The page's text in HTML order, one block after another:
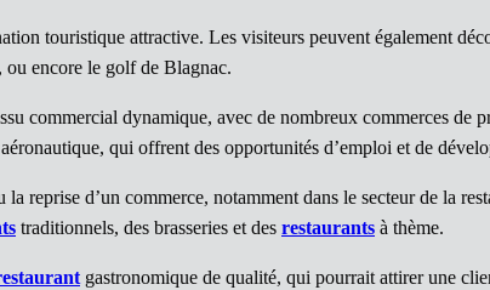
touristique attractive. Les visiteurs peuvent également
ou encore le golf de Blagnac.
commercial dynamique, avec de nombreux commerces de
qui offrent des opportunités d’emploi et de
la reprise d’un commerce, notamment dans le secteur de la
traditionnels, des brasseries et des restaurants à thème.
gastronomique de qualité, qui pourrait attirer une